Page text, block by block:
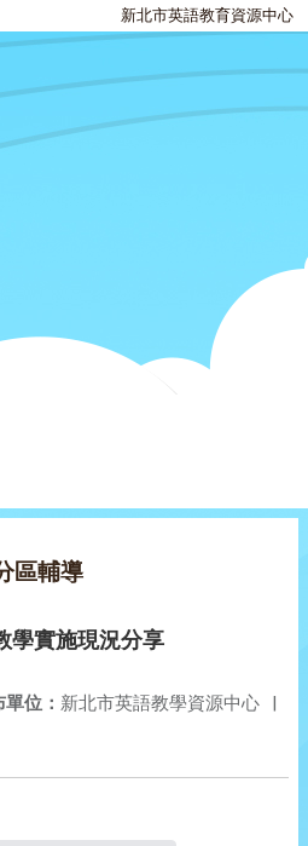
新北市英語教育資源中心
區輔導
學實施現況分享
位： 新北市英語教學資源中心 |